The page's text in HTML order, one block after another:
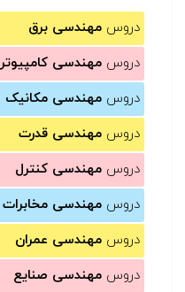
دروس مهندسی برق
دروس مهندسی کامپیوتر
دروس مهندسی مکانیک
دروس مهندسی قدرت
دروس مهندسی کنترل
دروس مهندسی مخابرات
دروس مهندسی عمران
دروس مهندسی صنایع